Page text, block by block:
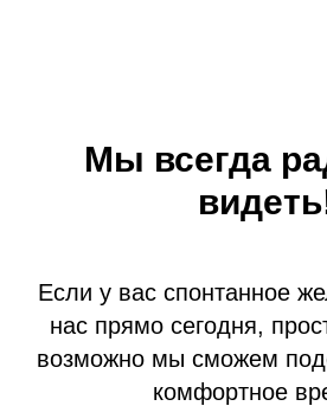
Мы всегда
Если у вас спонтанное
нас прямо сегодня,
возможно мы сможем
комфортное